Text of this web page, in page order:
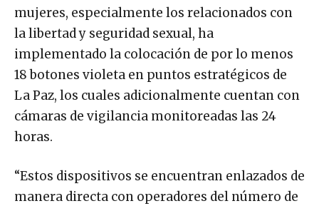
mujeres, especialmente los relacionados con
la libertad y seguridad sexual, ha
implementado la colocación de por lo menos
18 botones violeta en puntos estratégicos de
La Paz, los cuales adicionalmente cuentan con
cámaras de vigilancia monitoreadas las 24
horas.
“Estos dispositivos se encuentran enlazados de
manera directa con operadores del número de